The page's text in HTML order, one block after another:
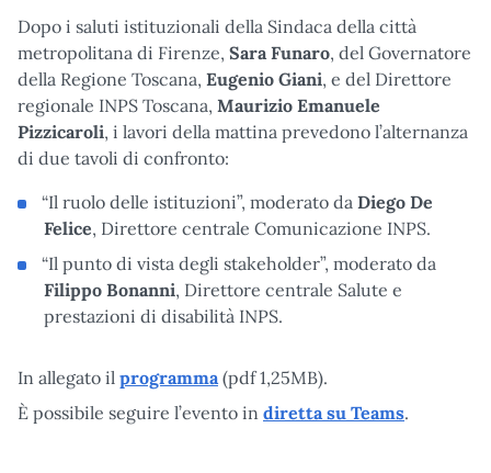
Dopo i saluti istituzionali della Sindaca della città
metropolitana di Firenze, Sara Funaro, del Governatore
della Regione Toscana, Eugenio Giani, e del Direttore
regionale INPS Toscana, Maurizio Emanuele
Pizzicaroli, i lavori della mattina prevedono l’alternanza
di due tavoli di confronto:
“Il ruolo delle istituzioni”, moderato da Diego De
Felice, Direttore centrale Comunicazione INPS.
“Il punto di vista degli stakeholder”, moderato da
Filippo Bonanni, Direttore centrale Salute e
prestazioni di disabilità INPS.
In allegato il programma (pdf 1,25MB).
È possibile seguire l’evento in diretta su Teams.